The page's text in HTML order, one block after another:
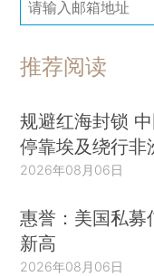
推荐阅读
规避红海封锁
停靠埃及绕行非
2026年08月06日
惠誉：美国私募
新高
2026年08月06日